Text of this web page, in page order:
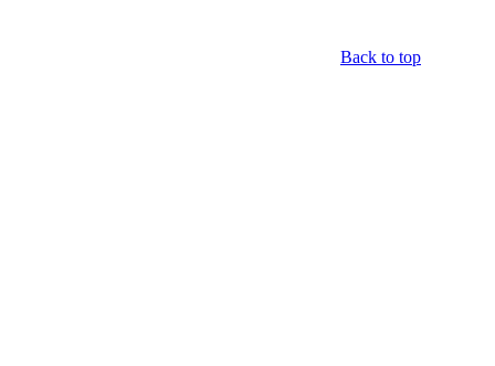
Back to top